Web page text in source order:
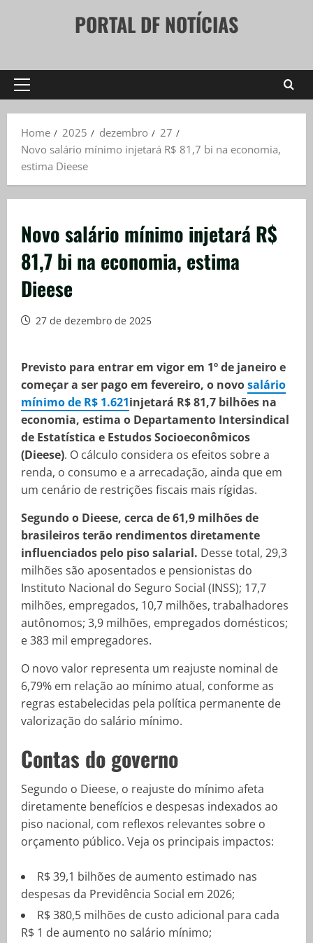
PORTAL DF NOTÍCIAS
Primary
Home
2025 dezembro
27
Novo salário mínimo injetará R$ 81,7 bi na economia,
estima Dieese
Novo salário mínimo injetará R$
81,7 bi na economia, estima
Dieese
27 de dezembro de 2025
Previsto para entrar em vigor em 1º de janeiro e
começar a ser pago em fevereiro, o novosalário
mínimo de R$ 1.621injetará R$ 81,7 bilhões na
economia, estima o Departamento Intersindical
de Estatística e Estudos Socioeconômicos
(Dieese). O cálculo considera os efeitos sobre a
renda, o consumo e a arrecadação, ainda que em
um cenário de restrições fiscais mais rígidas.
Segundo o Dieese, cerca de 61,9 milhões de
brasileiros terão rendimentos diretamente
influenciados pelo piso salarial. Desse total, 29,3
milhões são aposentados e pensionistas do
Instituto Nacional do Seguro Social (INSS); 17,7
milhões, empregados, 10,7 milhões, trabalhadores
autônomos; 3,9 milhões, empregados domésticos;
e 383 mil empregadores.
O novo valor representa um reajuste nominal de
6,79% em relação ao mínimo atual, conforme as
regras estabelecidas pela política permanente de
valorização do salário mínimo.
Contas do governo
Segundo o Dieese, o reajuste do mínimo afeta
diretamente benefícios e despesas indexados ao
piso nacional, com reflexos relevantes sobre o
orçamento público. Veja os principais impactos:
R$ 39,1 bilhões de aumento estimado nas
despesas da Previdência Social em 2026;
R$ 380,5 milhões de custo adicional para cada
R$ 1 de aumento no salário mínimo;